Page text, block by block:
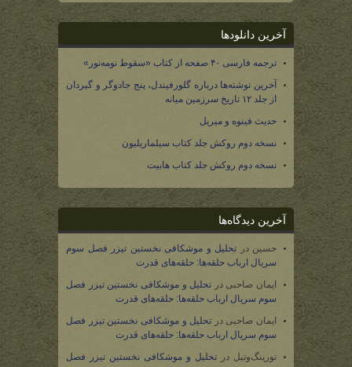
آخرین دانلودها
ترجمه فارسی ۴۰ صفحه از کتاب «سقوط نومه‌نور»
آخرین نوشته‌ها درباره گلورفیندل، پنج جادوگر و گیردان
از جلد ۱۲ تاریخ سرزمین میانه
حدیث فینوه و میریل
نسخه دوم روکش جلد کتاب سیلماریلیون
نسخه دوم روکش جلد کتاب هابیت
آخرین دیدگاه‌ها
حسین در تحلیل و موشکافی نخستین تیزر فصل سوم
سریال ارباب حلقه‌ها: حلقه‌های قدرت
ایمان صاحبی در تحلیل و موشکافی نخستین تیزر فصل
سوم سریال ارباب حلقه‌ها: حلقه‌های قدرت
ایمان صاحبی در تحلیل و موشکافی نخستین تیزر فصل
سوم سریال ارباب حلقه‌ها: حلقه‌های قدرت
تورینگ‌وتیل در تحلیل و موشکافی نخستین تیزر فصل